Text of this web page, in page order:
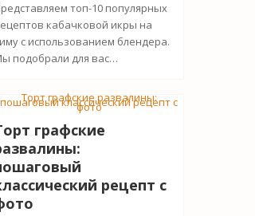
топ-10 популярных
кабачковой икры на
с использованием блендера.
подобрали для вас…
графские
рецепт с